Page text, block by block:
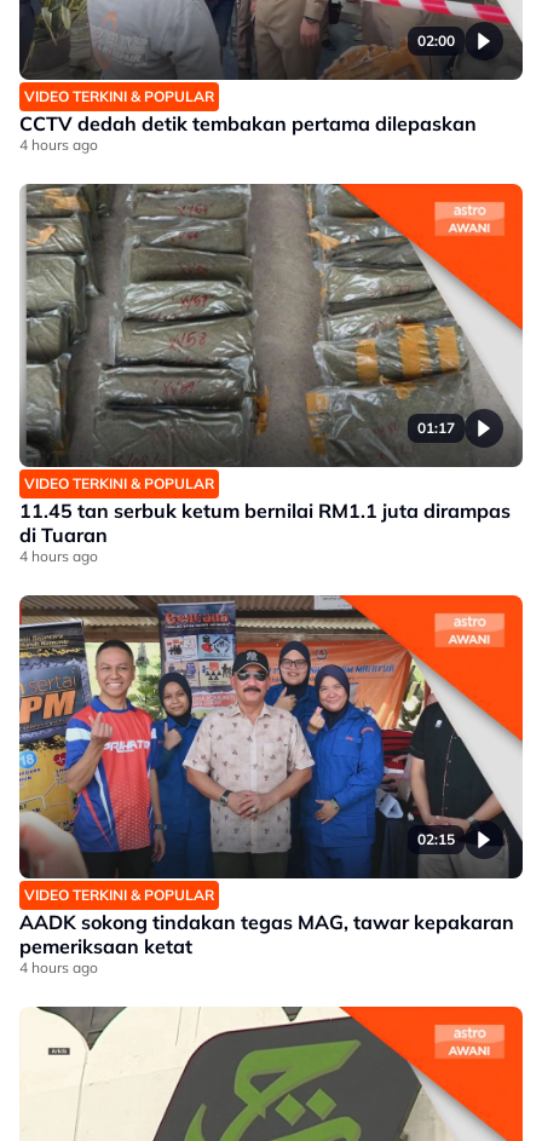
02:00
VIDEO TERKINI & POPULAR
CCTV dedah detik tembakan pertama dilepaskan
4 hours ago
01:17
VIDEO TERKINI & POPULAR
11.45 tan serbuk ketum bernilai RM1.1 juta dirampas
di Tuaran
4 hours ago
02:15
VIDEO TERKINI & POPULAR
AADK sokong tindakan tegas MAG, tawar kepakaran
pemeriksaan ketat
4 hours ago